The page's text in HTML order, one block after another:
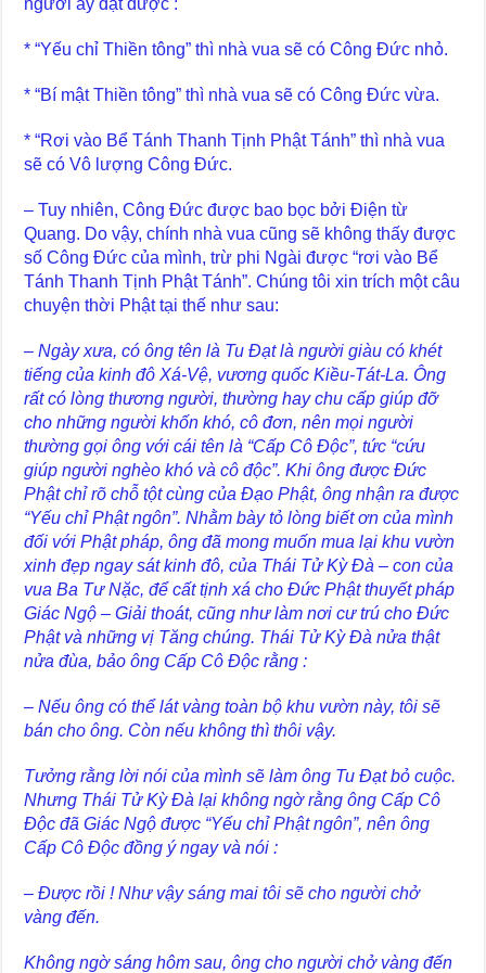
* “Yếu chỉ Thiền tông” thì nhà vua sẽ có Công Đức nhỏ.
* “Bí mật Thiền tông” thì nhà vua sẽ có Công Đức vừa.
* “Rơi vào Bể Tánh Thanh Tịnh Phật Tánh” thì nhà vua
sẽ có Vô lượng Công Đức.
– Tuy nhiên, Công Đức được bao bọc bởi Điện từ
Quang. Do vậy, chính nhà vua cũng sẽ không thấy được
số Công Đức của mình, trừ phi Ngài được “rơi vào Bể
Tánh Thanh Tịnh Phật Tánh”. Chúng tôi xin trích một câu
chuyện thời Phật tại thế như sau:
– Ngày xưa, có ông tên là Tu Đạt là người giàu có khét
tiếng của kinh đô Xá-Vệ, vương quốc Kiều-Tát-La. Ông
rất có lòng thương người, thường hay chu cấp giúp đỡ
cho những người khốn khó, cô đơn, nên mọi người
thường gọi ông với cái tên là “Cấp Cô Độc”, tức “cứu
giúp người nghèo khó và cô độc”. Khi ông được Đức
Phật chỉ rõ chỗ tột cùng của Đạo Phật, ông nhận ra được
“Yếu chỉ Phật ngôn”. Nhằm bày tỏ lòng biết ơn của mình
đối với Phật pháp, ông đã mong muốn mua lại khu vườn
xinh đẹp ngay sát kinh đô, của Thái Tử Kỳ Đà – con của
vua Ba Tư Nặc, để cất tịnh xá cho Đức Phật thuyết pháp
Giác Ngộ – Giải thoát, cũng như làm nơi cư trú cho Đức
Phật và những vị Tăng chúng. Thái Tử Kỳ Đà nửa thật
nửa đùa, bảo ông Cấp Cô Độc rằng :
– Nếu ông có thể lát vàng toàn bộ khu vườn này, tôi sẽ
bán cho ông. Còn nếu không thì thôi vậy.
Tưởng rằng lời nói của mình sẽ làm ông Tu Đạt bỏ cuộc.
Nhưng Thái Tử Kỳ Đà lại không ngờ rằng ông Cấp Cô
Độc đã Giác Ngộ được “Yếu chỉ Phật ngôn”, nên ông
Cấp Cô Độc đồng ý ngay và nói :
– Được rồi ! Như vậy sáng mai tôi sẽ cho người chở
vàng đến.
Không ngờ sáng hôm sau, ông cho người chở vàng đến